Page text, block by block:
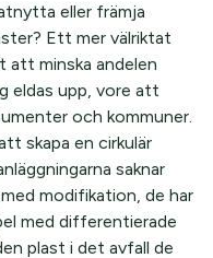
eller främja
Ett mer välriktat
att minska andelen
eldas upp, vore att
och kommuner.
skapa en cirkulär
saknar
modifikation, de har
med differentierade
plast i det avfall de